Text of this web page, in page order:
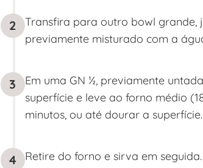
2
Transfira para outro bowl grande,
previamente misturado com a
3
Em uma GN ½, previamente
superfície e leve ao forno médio
minutos, ou até dourar a superfície.
4 Retire do forno e sirva em seguida.